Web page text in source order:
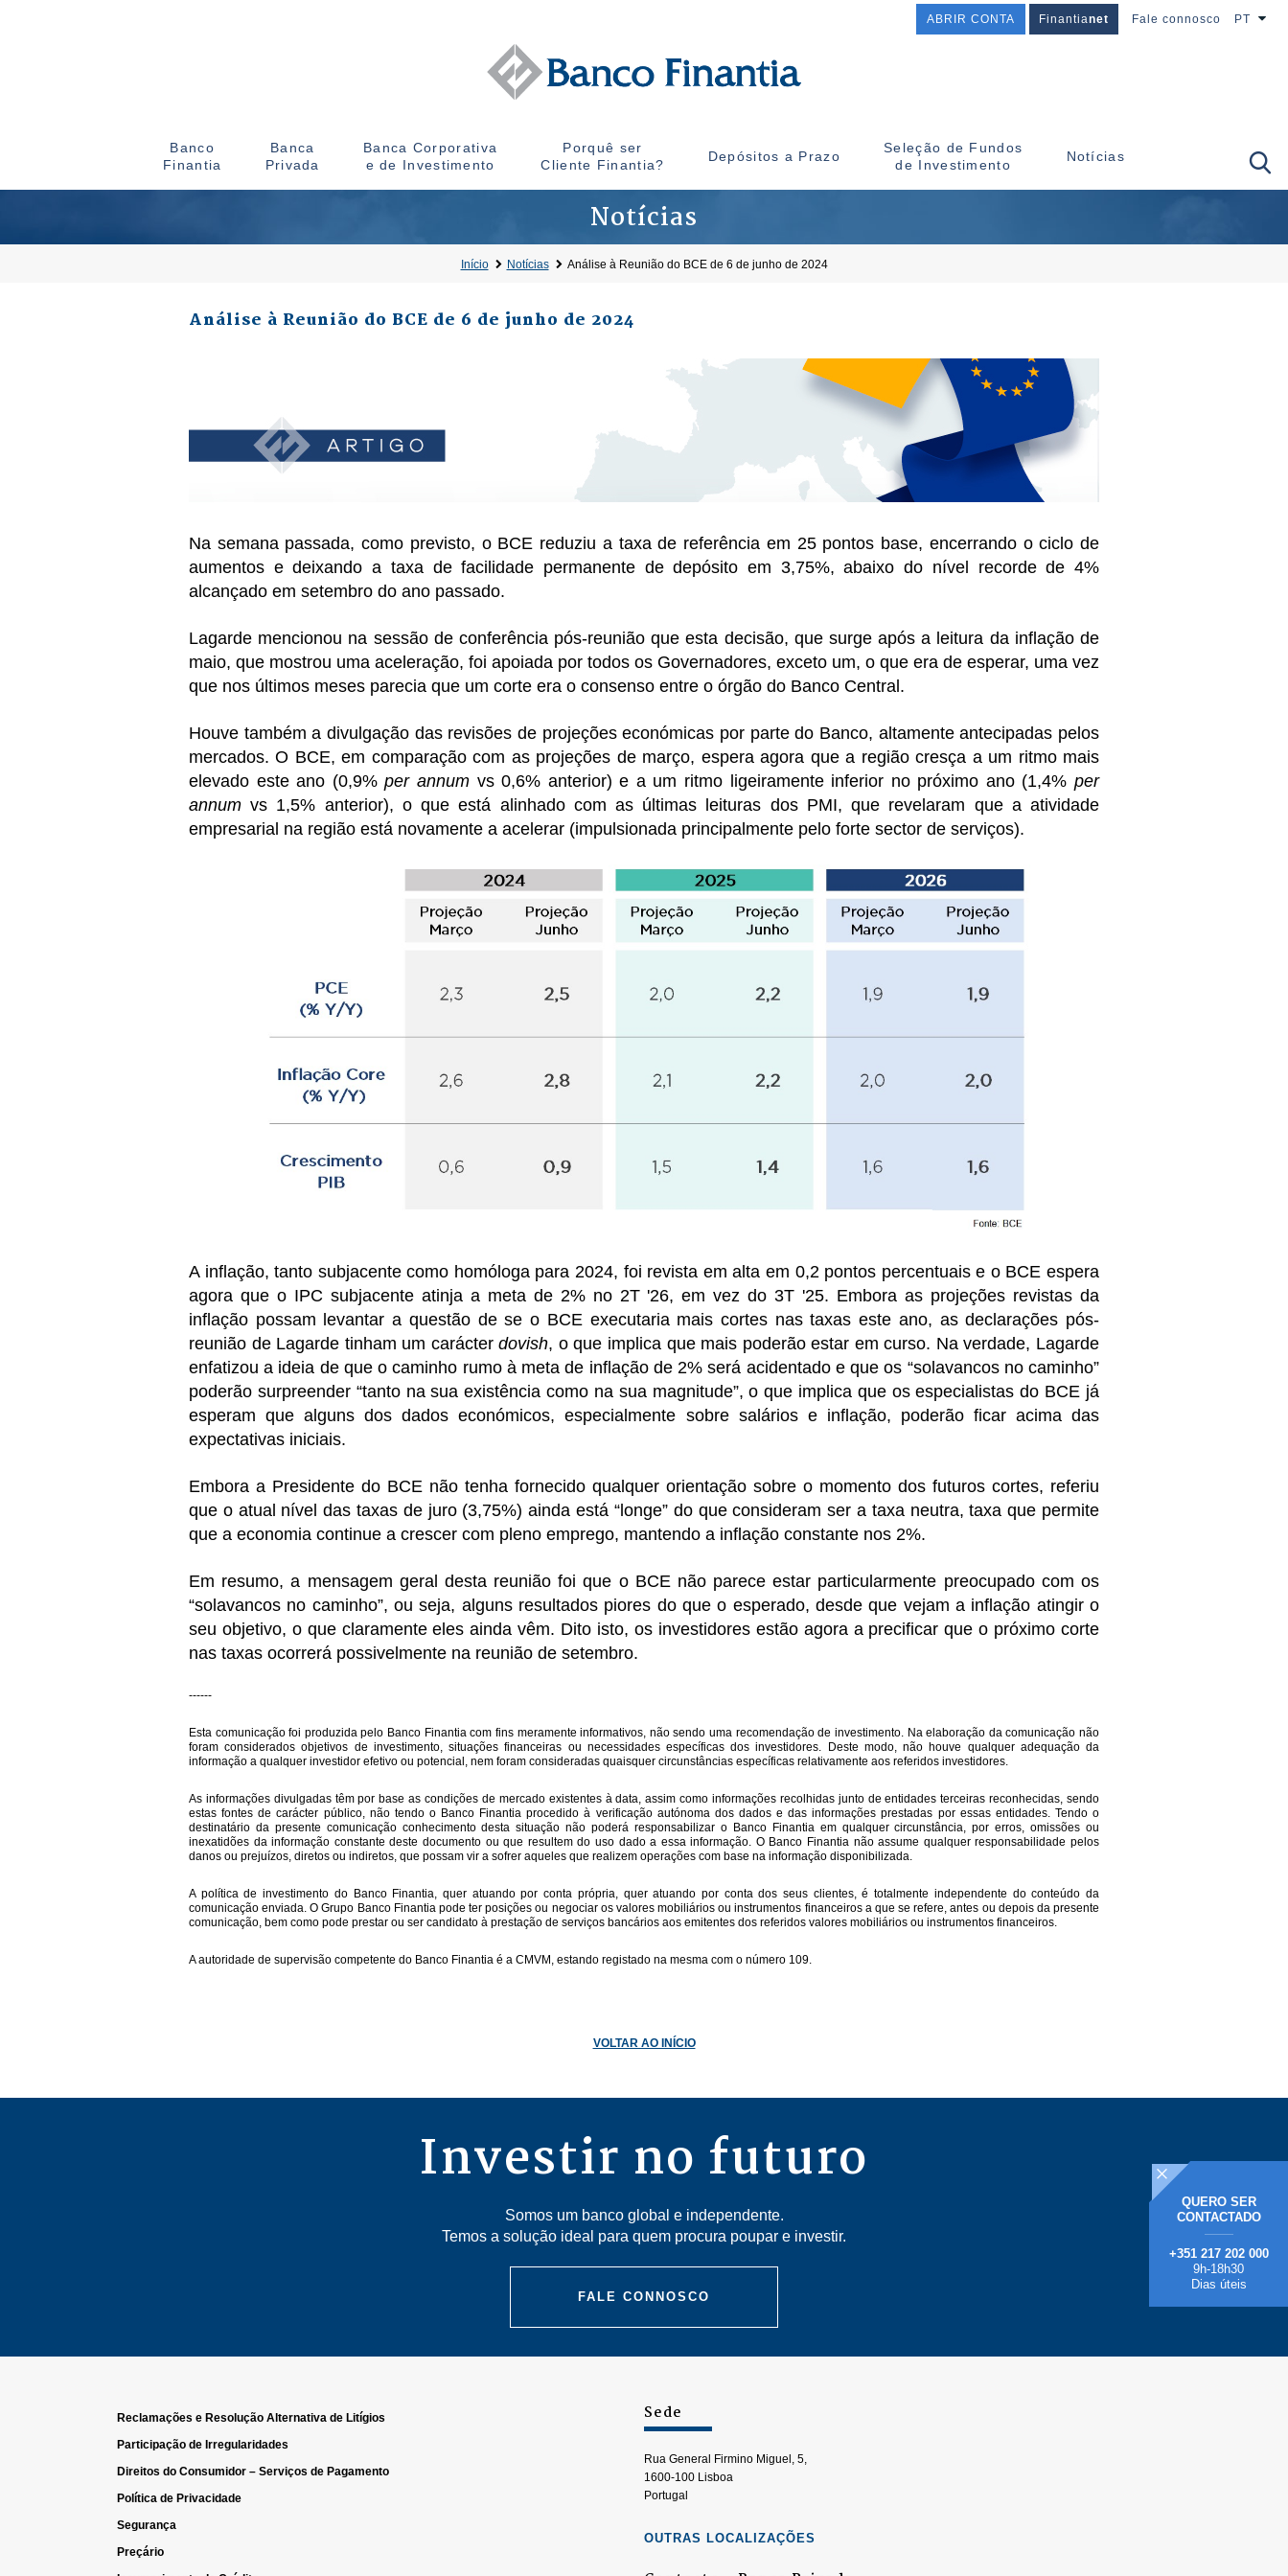
Banco
Finantia
Banca
Privada
Banca Corporativa
e de Investimento
Porquê ser
Cliente Finantia?
Depósitos a Prazo
Seleção de Fundos
de Investimento
Notícias
ABRIR CONTA Finantianet Fale connosco PT
Notícias
Início Notícias Análise à Reunião do BCE de 6 de junho de 2024
Análise à Reunião do BCE de 6 de junho de 2024
Na semana passada, como previsto, o BCE reduziu a taxa de referência em 25 pontos base, encerrando o ciclo de
aumentos e deixando a taxa de facilidade permanente de depósito em 3,75%, abaixo do nível recorde de 4%
alcançado em setembro do ano passado.
Lagarde mencionou na sessão de conferência pós-reunião que esta decisão, que surge após a leitura da inflação de
maio, que mostrou uma aceleração, foi apoiada por todos os Governadores, exceto um, o que era de esperar, uma vez
que nos últimos meses parecia que um corte era o consenso entre o órgão do Banco Central.
Houve também a divulgação das revisões de projeções económicas por parte do Banco, altamente antecipadas pelos
mercados. O BCE, em comparação com as projeções de março, espera agora que a região cresça a um ritmo mais
elevado este ano (0,9%per annumvs 0,6% anterior) e a um ritmo ligeiramente inferior no próximo ano (1,4%per
annum vs 1,5% anterior), o que está alinhado com as últimas leituras dos PMI, que revelaram que a atividade
empresarial na região está novamente a acelerar (impulsionada principalmente pelo forte sector de serviços).
A inflação, tanto subjacente como homóloga para 2024, foi revista em alta em 0,2 pontos percentuais e o BCE espera
agora que o IPC subjacente atinja a meta de 2% no 2T '26, em vez do 3T '25. Embora as projeções revistas da
inflação possam levantar a questão de se o BCE executaria mais cortes nas taxas este ano, as declarações pós-
reunião de Lagarde tinham um carácterdovish, o que implica que mais poderão estar em curso. Na verdade, Lagarde
enfatizou a ideia de que o caminho rumo à meta de inflação de 2% será acidentado e que os “solavancos no caminho”
poderão surpreender “tanto na sua existência como na sua magnitude”, o que implica que os especialistas do BCE já
esperam que alguns dos dados económicos, especialmente sobre salários e inflação, poderão ficar acima das
expectativas iniciais.
Embora a Presidente do BCE não tenha fornecido qualquer orientação sobre o momento dos futuros cortes, referiu
que o atual nível das taxas de juro (3,75%) ainda está “longe” do que consideram ser a taxa neutra, taxa que permite
que a economia continue a crescer com pleno emprego, mantendo a inflação constante nos 2%.
Em resumo, a mensagem geral desta reunião foi que o BCE não parece estar particularmente preocupado com os
“solavancos no caminho”, ou seja, alguns resultados piores do que o esperado, desde que vejam a inflação atingir o
seu objetivo, o que claramente eles ainda vêm. Dito isto, os investidores estão agora a precificar que o próximo corte
nas taxas ocorrerá possivelmente na reunião de setembro.
------
Esta comunicação foi produzida pelo Banco Finantia com fins meramente informativos, não sendo uma recomendação de investimento. Na elaboração da comunicação não
foram considerados objetivos de investimento, situações financeiras ou necessidades específicas dos investidores. Deste modo, não houve qualquer adequação da
informação a qualquer investidor efetivo ou potencial, nem foram consideradas quaisquer circunstâncias específicas relativamente aos referidos investidores.
As informações divulgadas têm por base as condições de mercado existentes à data, assim como informações recolhidas junto de entidades terceiras reconhecidas, sendo
estas fontes de carácter público, não tendo o Banco Finantia procedido à verificação autónoma dos dados e das informações prestadas por essas entidades. Tendo o
destinatário da presente comunicação conhecimento desta situação não poderá responsabilizar o Banco Finantia em qualquer circunstância, por erros, omissões ou
inexatidões da informação constante deste documento ou que resultem do uso dado a essa informação. O Banco Finantia não assume qualquer responsabilidade pelos
danos ou prejuízos, diretos ou indiretos, que possam vir a sofrer aqueles que realizem operações com base na informação disponibilizada.
A política de investimento do Banco Finantia, quer atuando por conta própria, quer atuando por conta dos seus clientes, é totalmente independente do conteúdo da
comunicação enviada. O Grupo Banco Finantia pode ter posições ou negociar os valores mobiliários ou instrumentos financeiros a que se refere, antes ou depois da presente
comunicação, bem como pode prestar ou ser candidato à prestação de serviços bancários aos emitentes dos referidos valores mobiliários ou instrumentos financeiros.
A autoridade de supervisão competente do Banco Finantia é a CMVM, estando registado na mesma com o número 109.
VOLTAR AO INÍCIO
Investir no futuro
Somos um banco global e independente.
Temos a solução ideal para quem procura poupar e investir.
FALE CONNOSCO
QUERO SER
CONTACTADO
+351 217 202 000
9h-18h30
Dias úteis
Reclamações e Resolução Alternativa de Litígios
Participação de Irregularidades
Direitos do Consumidor – Serviços de Pagamento
Política de Privacidade
Segurança
Preçário
Sede
Rua General Firmino Miguel, 5,
1600-100 Lisboa
Portugal
OUTRAS LOCALIZAÇÕES